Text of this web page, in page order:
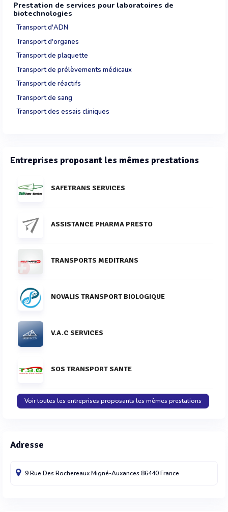
Prestation de services pour laboratoires de
biotechnologies
Transport d'ADN
Transport d'organes
Transport de plaquette
Transport de prélèvements médicaux
Transport de réactifs
Transport de sang
Transport des essais cliniques
Entreprises proposant les mêmes prestations
SAFETRANS SERVICES
ASSISTANCE PHARMA PRESTO
TRANSPORTS MEDITRANS
NOVALIS TRANSPORT BIOLOGIQUE
V.A.C SERVICES
SOS TRANSPORT SANTE
Voir toutes les entreprises proposants les mêmes prestations
Adresse
9 Rue Des RochereauxMigné-Auxances86440France